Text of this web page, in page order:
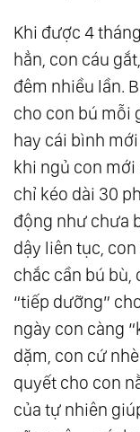
Khi được 4
hẳn, con cáu
đêm nhiều lần.
cho con bú mỗi
hay cái bình
khi ngủ con mới
chỉ kéo dài 30
động như chưa
dậy liên tục,
chắc cần bú bù,
“tiếp dưỡng”
ngày con càng
dặm, con cứ
quyết cho con
của tự nhiên